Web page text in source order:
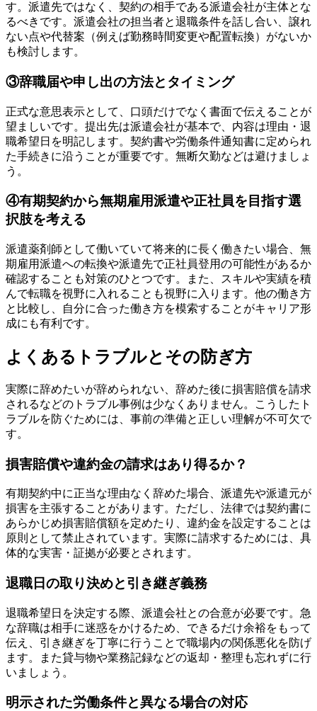
す。派遣先ではなく、契約の相手である派遣会社が主体とな
るべきです。派遣会社の担当者と退職条件を話し合い、譲れ
ない点や代替案（例えば勤務時間変更や配置転換）がないか
も検討します。
③辞職届や申し出の方法とタイミング
正式な意思表示として、口頭だけでなく書面で伝えることが
望ましいです。提出先は派遣会社が基本で、内容は理由・退
職希望日を明記します。契約書や労働条件通知書に定められ
た手続きに沿うことが重要です。無断欠勤などは避けましょ
う。
④有期契約から無期雇用派遣や正社員を目指す選
択肢を考える
派遣薬剤師として働いていて将来的に長く働きたい場合、無
期雇用派遣への転換や派遣先で正社員登用の可能性があるか
確認することも対策のひとつです。また、スキルや実績を積
んで転職を視野に入れることも視野に入ります。他の働き方
と比較し、自分に合った働き方を模索することがキャリア形
成にも有利です。
よくあるトラブルとその防ぎ方
実際に辞めたいが辞められない、辞めた後に損害賠償を請求
されるなどのトラブル事例は少なくありません。こうしたト
ラブルを防ぐためには、事前の準備と正しい理解が不可欠で
す。
損害賠償や違約金の請求はあり得るか？
有期契約中に正当な理由なく辞めた場合、派遣先や派遣元が
損害を主張することがあります。ただし、法律では契約書に
あらかじめ損害賠償額を定めたり、違約金を設定することは
原則として禁止されています。実際に請求するためには、具
体的な実害・証拠が必要とされます。
退職日の取り決めと引き継ぎ義務
退職希望日を決定する際、派遣会社との合意が必要です。急
な辞職は相手に迷惑をかけるため、できるだけ余裕をもって
伝え、引き継ぎを丁寧に行うことで職場内の関係悪化を防げ
ます。また貸与物や業務記録などの返却・整理も忘れずに行
いましょう。
明示された労働条件と異なる場合の対応